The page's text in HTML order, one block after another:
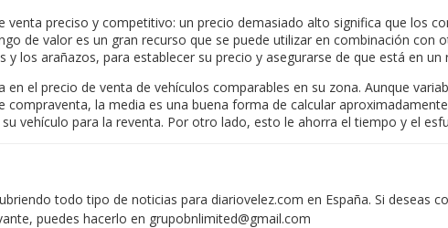
preciso y competitivo: un precio demasiado alto significa que los
de valor es un gran recurso que se puede utilizar en combinación con
los arañazos, para establecer su precio y asegurarse de que está en
el precio de venta de vehículos comparables en su zona. Aunque
la media es una buena forma de calcular
vehículo para la reventa. Por otro lado, esto le ahorra el tiempo y el
todo tipo de noticias para diariovelez.com en España. Si deseas
puedes hacerlo en grupobnlimited@gmail.com